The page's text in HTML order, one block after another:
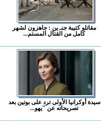
مقاتلو كتيبة جنـ ين : جاهزون لشهر
كامل من القتال المستم...
سيدة أوكرانيا الأولى ترد على بوتين بعد
تصريحاته عن "يهو...